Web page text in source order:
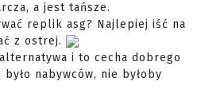
a jest tańsze.
replik asg? Najlepiej iść na
z ostrej.
i to cecha dobrego
nabywców, nie byłoby